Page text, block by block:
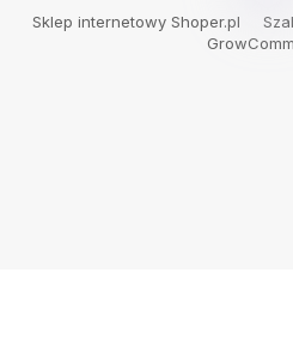
Sklep internetowy Shoper.pl